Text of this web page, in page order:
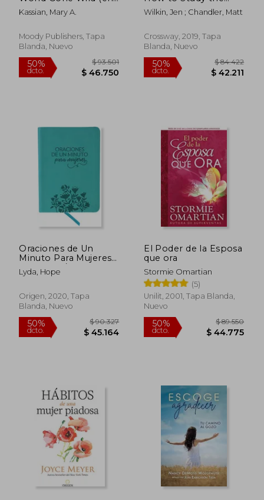
$ 44.787 dcto.
Inglés)
Kassian, Mary A.
Moody Publishers, Tapa
Blanda, Nuevo
Bible With Both our
Hearts and our Minds
Wilkin, Jen ; Chandler, Matt
Crossway, 2019, Tapa
Blanda, Nuevo
Oraciones de Un
Minuto Para Mujeres.
Símil Piel / One
Minute Prayers for
Lyda, Hope
Origen, 2020, Tapa
Blanda, Nuevo
El Poder de la Esposa
que ora
Stormie Omartian
(5)
Unilit, 2001, Tapa Blanda,
Nuevo